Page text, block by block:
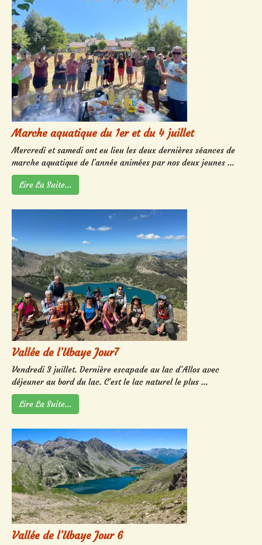
Marche aquatique du 1er et du 4 juillet
Mercredi et samedi ont eu lieu les deux dernières séances de
marche aquatique de l'année animées par nos deux jeunes ...
Lire La Suite…
Vallée de l’Ubaye Jour7
Vendredi 3 juillet. Dernière escapade au lac d’Allos avec
déjeuner au bord du lac. C’est le lac naturel le plus ...
Lire La Suite…
Vallée de l’Ubaye Jour 6